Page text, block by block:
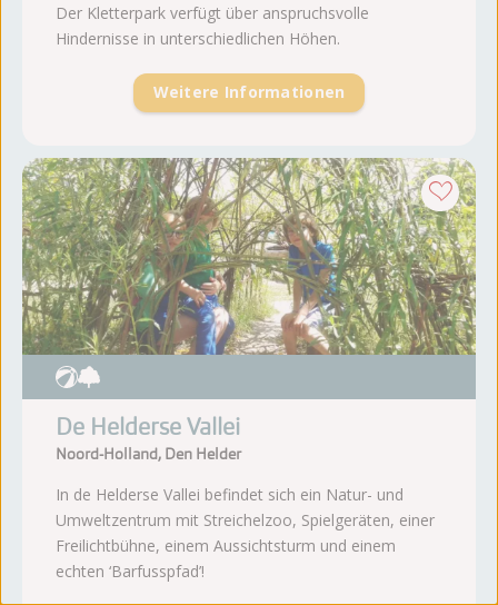
Der Kletterpark verfügt über anspruchsvolle
Hindernisse in unterschiedlichen Höhen.
Weitere Informationen
De Helderse Vallei
Noord-Holland, Den Helder
In de Helderse Vallei befindet sich ein Natur- und
Umweltzentrum mit Streichelzoo, Spielgeräten, einer
Freilichtbühne, einem Aussichtsturm und einem
echten ‘Barfusspfad’!